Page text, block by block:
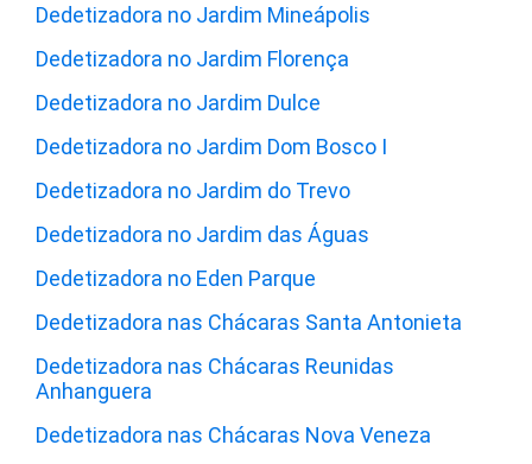
Dedetizadora no Jardim Mineápolis
Dedetizadora no Jardim Florença
Dedetizadora no Jardim Dulce
Dedetizadora no Jardim Dom Bosco I
Dedetizadora no Jardim do Trevo
Dedetizadora no Jardim das Águas
Dedetizadora no Eden Parque
Dedetizadora nas Chácaras Santa Antonieta
Dedetizadora nas Chácaras Reunidas
Anhanguera
Dedetizadora nas Chácaras Nova Veneza